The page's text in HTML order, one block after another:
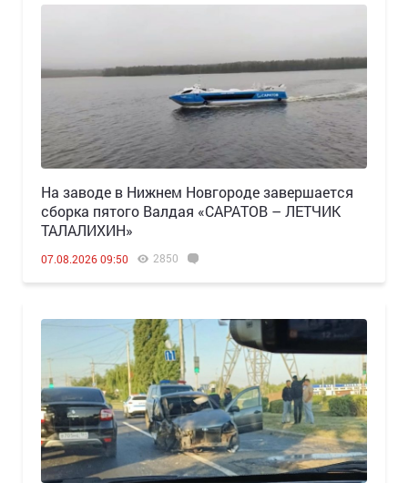
Н️а заводе в Нижнем Новгороде завершается
сборка пятого Валдая «САРАТОВ – ЛЕТЧИК
ТАЛАЛИХИН»
07.08.2026 09:50 2850